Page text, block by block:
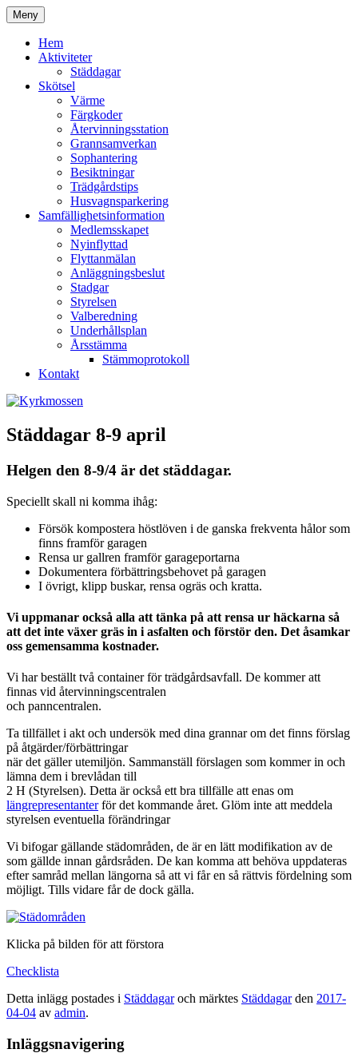
Hoppa
till
innehåll
Kyrkmossen
Meny
Hem
Aktiviteter
Städdagar
Skötsel
Värme
Färgkoder
Återvinningsstation
Grannsamverkan
Sophantering
Besiktningar
Trädgårdstips
Husvagnsparkering
Samfällighetsinformation
Medlemsskapet
Nyinflyttad
Flyttanmälan
Anläggningsbeslut
Stadgar
Styrelsen
Valberedning
Underhållsplan
Årsstämma
Stämmoprotokoll
Kontakt
Städdagar 8-9 april
Helgen den 8-9/4 är det städdagar.
Speciellt skall ni komma ihåg:
Försök kompostera höstlöven i de ganska frekventa hålor som
finns framför garagen
Rensa ur gallren framför garageportarna
Dokumentera förbättringsbehovet på garagen
I övrigt, klipp buskar, rensa ogräs och kratta.
Vi uppmanar också alla att tänka på att rensa ur häckarna så
att det inte växer gräs in i asfalten och förstör den. Det åsamkar
oss gemensamma kostnader.
Vi har beställt två container för trädgårdsavfall. De kommer att
finnas vid återvinningscentralen
och panncentralen.
Ta tillfället i akt och undersök med dina grannar om det finns förslag
på åtgärder/förbättringar
när det gäller utemiljön. Sammanställ förslagen som kommer in och
lämna dem i brevlådan till
2 H (Styrelsen). Detta är också ett bra tillfälle att enas om
längrepresentanterför det kommande året. Glöm inte att meddela
styrelsen eventuella förändringar
Vi bifogar gällande städområden, de är en lätt modifikation av de
som gällde innan gårdsråden. De kan komma att behöva uppdateras
efter samråd mellan längorna så att vi får en så rättvis fördelning som
möjligt. Tills vidare får de dock gälla.
Klicka på bilden för att förstora
Checklista
Detta inlägg postades i Städdagaroch märktes Städdagarden 2017-
04-04 av admin.
Inläggsnavigering